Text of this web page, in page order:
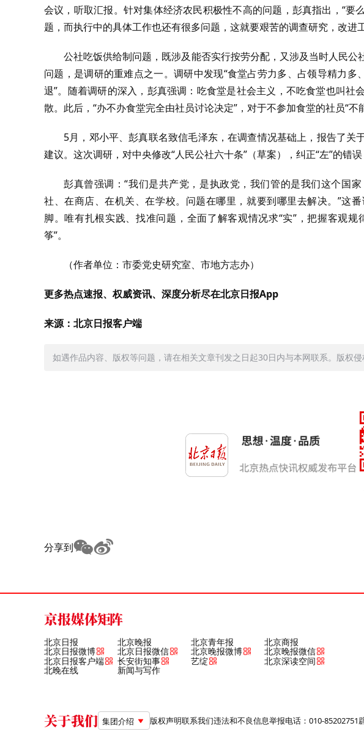
会议，听取汇报。针对集体经济农民积极性不高的问题，彭真指出，“要
题，而执行中的具体工作也还有很多问题，这就要艰苦的调查研究，改进工
公社吃饭供给制问题，既涉及能否实行按劳分配，又涉及当时人民
问题，是调研的重难点之一。调研中发现“食堂占劳力多、占领导精力多
退”。随着调研的深入，彭真强调：吃食堂是社会主义，不吃食堂也叫社
散。此后，“办不办食堂完全由社员讨论决定”，对于不参加食堂的社员“不
5月，邓小平、彭真联名致信毛泽东，在调查情况基础上，报告了关
建议。这次调研，对中央修改“人民公社六十条”（草案），纠正“左”的错
彭真曾强调：“我们是共产党，是执政党，我们管的是我们这个国
社、在商店、在机关、在学校。问题在哪里，就要到哪里去解决。”这
脚。唯有扎根实践、找准问题，全面了解客观情况求“实”，把握客观规
筝”。
（作者单位：市委党史研究室、市地方志办）
更多热点速报、权威资讯、深度分析尽在北京日报App
来源：北京日报客户端
如遇作品内容、版权等问题，请在相关文章刊发之日起30日内与本网联系。版权
分享到
京报媒体矩阵
北京日报 北京晚报 北京青年报 北京商报
北京日报微博 北京日报微信 北京晚报微博
北京晚报微信
北京日报客户端
长安街知事 艺绽 北京深读空间
北晚在线 新闻与写作
关于我们 集团介绍 版权声明联系我们违法和不良信息举报电话：010-85202751